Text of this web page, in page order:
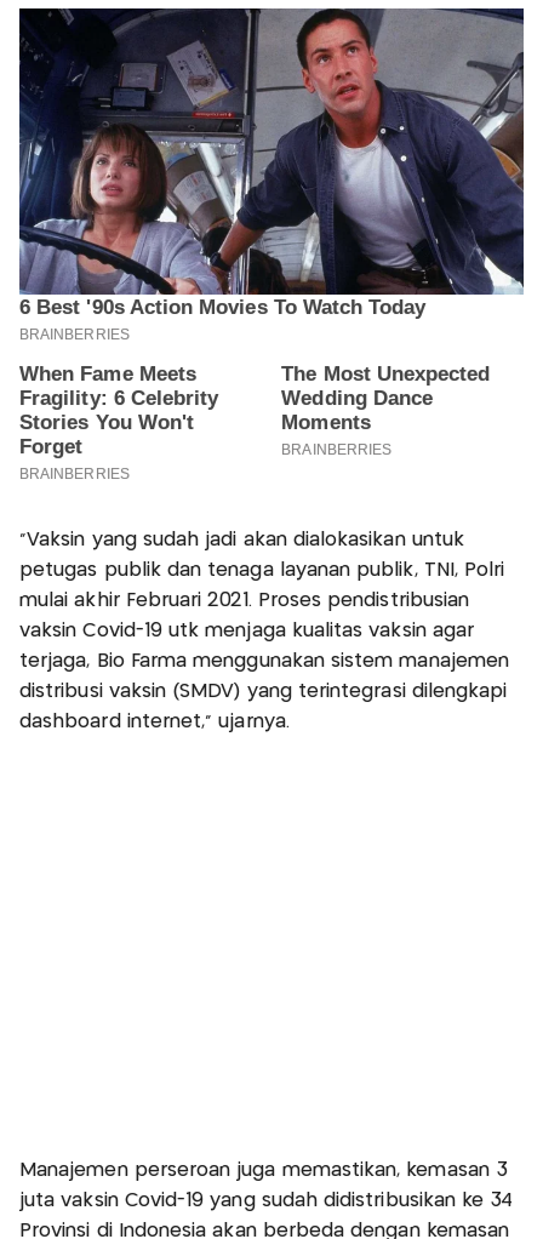
"Vaksin yang sudah jadi akan dialokasikan untuk
petugas publik dan tenaga layanan publik, TNI, Polri
mulai akhir Februari 2021. Proses pendistribusian
vaksin Covid-19 utk menjaga kualitas vaksin agar
terjaga, Bio Farma menggunakan sistem manajemen
distribusi vaksin (SMDV) yang terintegrasi dilengkapi
dashboard internet," ujarnya.
Manajemen perseroan juga memastikan, kemasan 3
juta vaksin Covid-19 yang sudah didistribusikan ke 34
Provinsi di Indonesia akan berbeda dengan kemasan